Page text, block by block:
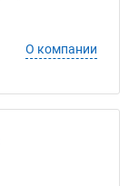
О компании